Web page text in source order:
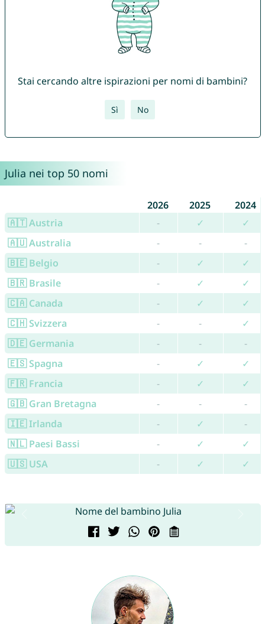
Stai cercando altre ispirazioni per nomi di bambini?
Sì No
Julia nei top 50 nomi
2026 2025
2024
🇦🇹 Austria
- ✓
✓
🇦🇺 Australia
- -
-
🇧🇪 Belgio
- ✓
✓
🇧🇷 Brasile
- ✓
✓
🇨🇦 Canada
- ✓
✓
🇨🇭 Svizzera
- -
✓
🇩🇪 Germania
- -
-
🇪🇸 Spagna
- ✓
✓
🇫🇷 Francia
- ✓
✓
🇬🇧 Gran Bretagna
- -
-
🇮🇪 Irlanda
- ✓
-
🇳🇱 Paesi Bassi
- ✓
✓
🇺🇸 USA
- ✓ ✓